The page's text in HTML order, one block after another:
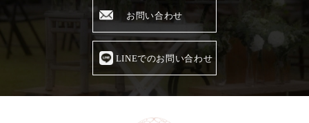
お問い合わせ
LINEでのお問い合わせ